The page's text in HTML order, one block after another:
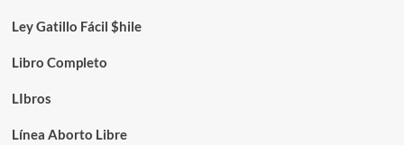
Ley Gatillo Fácil $hile
Libro Completo
LIbros
Línea Aborto Libre